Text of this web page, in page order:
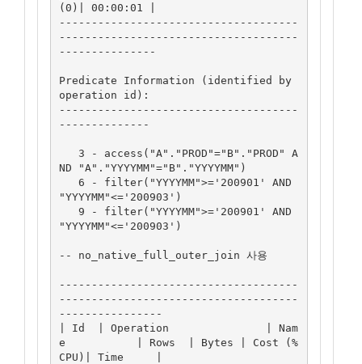
(0)| 00:00:01 |
-------------------------------------
-------------------------------------
---------------
Predicate Information (identified by
operation id):
-------------------------------------
--------------
ND "A"."YYYYMM"="B"."YYYYMM")
"YYYYMM"<='200903')
"YYYYMM"<='200903')
-- no_native_full_outer_join 사용
-------------------------------------
-------------------------------------
----------------
| Id  | Operation               | Nam
e           | Rows  | Bytes | Cost (%
CPU)| Time     |